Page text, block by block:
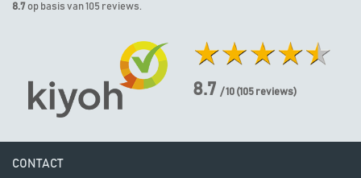
8.7 op basis van 105 reviews.
8.7 / 10 (105 reviews)
CONTACT